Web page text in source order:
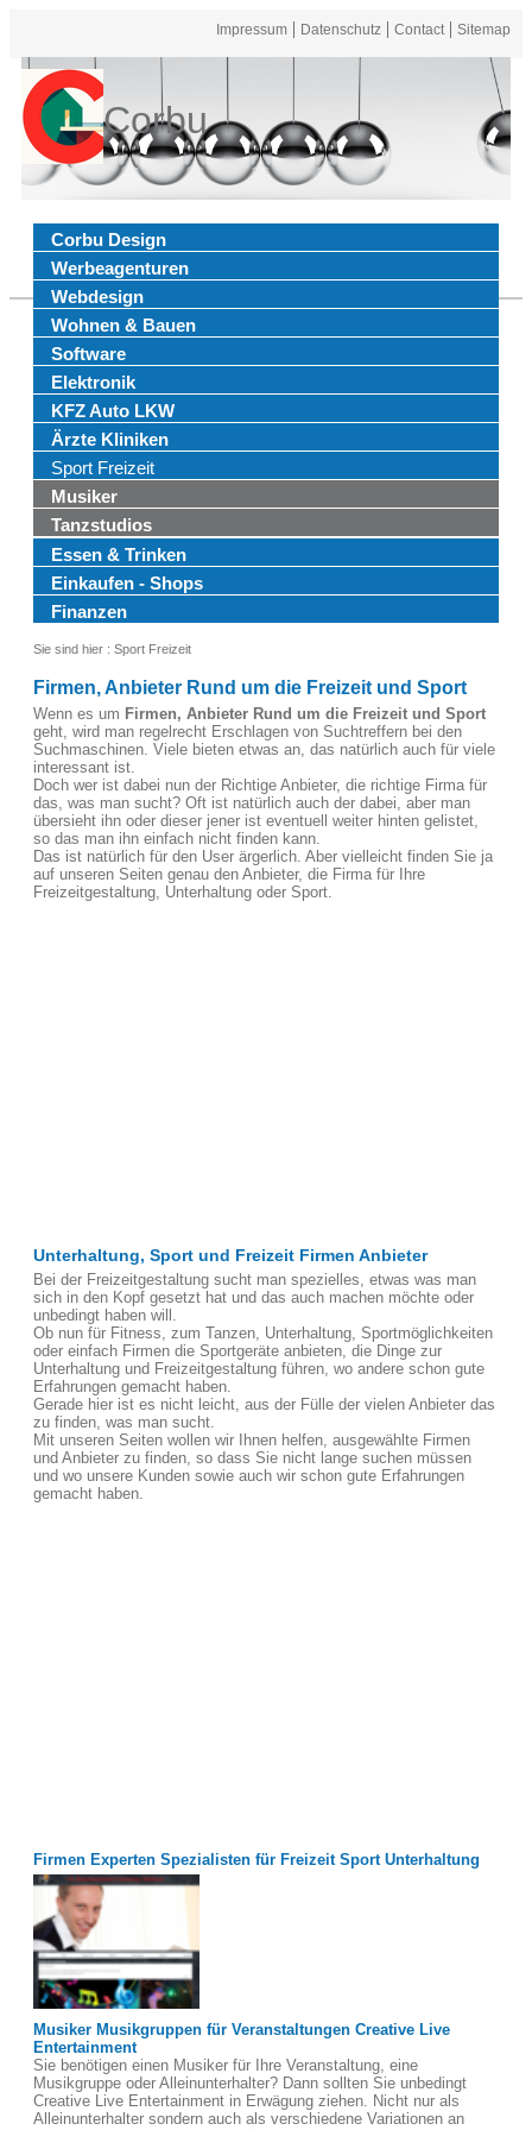
Impressum Datenschutz Contact Sitemap
Corbu
Corbu Design
Werbeagenturen
Webdesign
Wohnen & Bauen
Software
Elektronik
KFZ Auto LKW
Ärzte Kliniken
Sport Freizeit
Musiker
Tanzstudios
Essen & Trinken
Einkaufen - Shops
Finanzen
Sie sind hier : Sport Freizeit
Firmen, Anbieter Rund um die Freizeit und Sport
Wenn es um Firmen, Anbieter Rund um die Freizeit und Sport
geht, wird man regelrecht Erschlagen von Suchtreffern bei den
Suchmaschinen. Viele bieten etwas an, das natürlich auch für viele
interessant ist.
Doch wer ist dabei nun der Richtige Anbieter, die richtige Firma für
das, was man sucht? Oft ist natürlich auch der dabei, aber man
übersieht ihn oder dieser jener ist eventuell weiter hinten gelistet,
so das man ihn einfach nicht finden kann.
Das ist natürlich für den User ärgerlich. Aber vielleicht finden Sie ja
auf unseren Seiten genau den Anbieter, die Firma für Ihre
Freizeitgestaltung, Unterhaltung oder Sport.
Unterhaltung, Sport und Freizeit Firmen Anbieter
Bei der Freizeitgestaltung sucht man spezielles, etwas was man
sich in den Kopf gesetzt hat und das auch machen möchte oder
unbedingt haben will.
Ob nun für Fitness, zum Tanzen, Unterhaltung, Sportmöglichkeiten
oder einfach Firmen die Sportgeräte anbieten, die Dinge zur
Unterhaltung und Freizeitgestaltung führen, wo andere schon gute
Erfahrungen gemacht haben.
Gerade hier ist es nicht leicht, aus der Fülle der vielen Anbieter das
zu finden, was man sucht.
Mit unseren Seiten wollen wir Ihnen helfen, ausgewählte Firmen
und Anbieter zu finden, so dass Sie nicht lange suchen müssen
und wo unsere Kunden sowie auch wir schon gute Erfahrungen
gemacht haben.
Firmen Experten Spezialisten für Freizeit Sport Unterhaltung
Musiker Musikgruppen für Veranstaltungen Creative Live
Entertainment
Sie benötigen einen Musiker für Ihre Veranstaltung, eine
Musikgruppe oder Alleinunterhalter? Dann sollten Sie unbedingt
Creative Live Entertainment in Erwägung ziehen. Nicht nur als
Alleinunterhalter sondern auch als verschiedene Variationen an